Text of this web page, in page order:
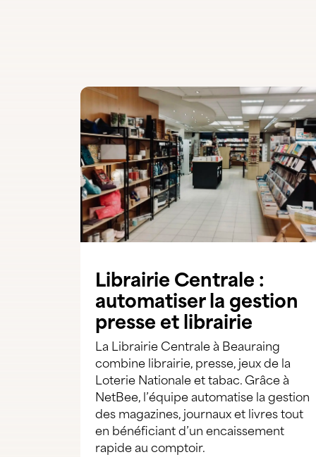
Autres témoignages
Librairie Centrale :
automatiser la gestion
presse et librairie
La Librairie Centrale à Beauraing
combine librairie, presse, jeux de la
Loterie Nationale et tabac. Grâce à
NetBee, l’équipe automatise la gestion
des magazines, journaux et livres tout
en bénéficiant d’un encaissement
rapide au comptoir.